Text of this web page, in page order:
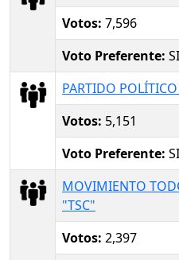
Votos: 7,596
Voto Preferente: SI
PARTIDO
Votos: 5,151
Voto Preferente: SI
MOVIMIENTO
"TSC"
Votos: 2,397